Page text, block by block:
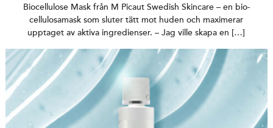
Biocellulose Mask från M Picaut Swedish Skincare – en bio-
cellulosamask som sluter tätt mot huden och maximerar
upptaget av aktiva ingredienser. – Jag ville skapa en […]